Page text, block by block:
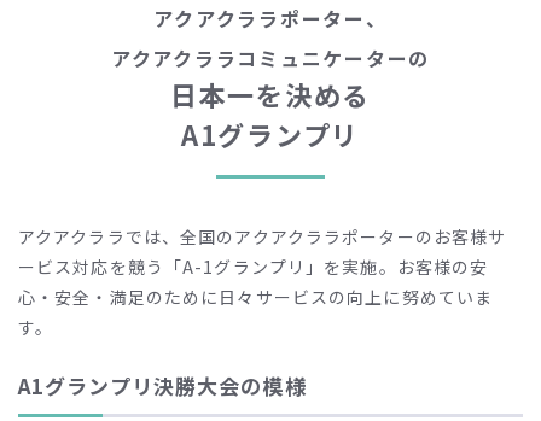
アクアクララポーター、
アクアクララコミュニケーターの
日本一を決める
A1グランプリ
アクアクララでは、全国のアクアクララポーターのお客様サ
ービス対応を競う「A-1グランプリ」を実施。 お客様の安
心・安全・満足のために日々サービスの向上に努めていま
す。
A1グランプリ決勝大会の模様